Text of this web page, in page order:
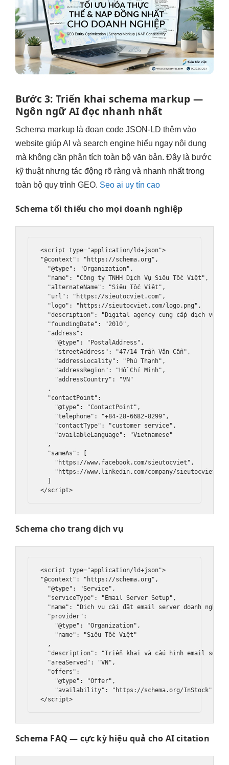
Bước 3: Triển khai schema markup —
Ngôn ngữ AI đọc nhanh nhất
Schema markup là đoạn code JSON-LD thêm vào
website giúp AI và search engine hiểu ngay nội dung
mà không cần phân tích toàn bộ văn bản. Đây là bước
kỹ thuật nhưng tác động rõ ràng và nhanh nhất trong
toàn bộ quy trình GEO. Seo ai uy tín cao
Schema tối thiểu cho mọi doanh nghiệp
<script type="application/ld+json">
"@context": "https://schema.org",
  "@type": "Organization",
  "name": "Công ty TNHH Dịch Vụ Siêu Tốc Việt",
  "alternateName": "Siêu Tốc Việt",
  "url": "https://sieutocviet.com",
  "logo": "https://sieutocviet.com/logo.png",
"description": "Digital agency cung cấp dịch vụ
  "foundingDate": "2010",
  "address":
    "@type": "PostalAddress",
    "streetAddress": "47/14 Trần Văn Cẩn",
    "addressLocality": "Phú Thạnh",
    "addressRegion": "Hồ Chí Minh",
    "addressCountry": "VN"
  ,
  "contactPoint":
    "@type": "ContactPoint",
    "telephone": "+84-28-6682-8299",
    "contactType": "customer service",
    "availableLanguage": "Vietnamese"
  ,
  "sameAs": [
    "https://www.facebook.com/sieutocviet",
    "https://www.linkedin.com/company/sieutocviet"
  ]
Schema cho trang dịch vụ
<script type="application/ld+json">
"@context": "https://schema.org",
  "@type": "Service",
  "serviceType": "Email Server Setup",
"name": "Dịch vụ cài đặt email server doanh
  "provider":
    "@type": "Organization",
    "name": "Siêu Tốc Việt"
  ,
"description": "Triển khai và cấu hình email
  "areaServed": "VN",
  "offers":
    "@type": "Offer",
    "availability": "https://schema.org/InStock"
Schema FAQ — cực kỳ hiệu quả cho AI citation